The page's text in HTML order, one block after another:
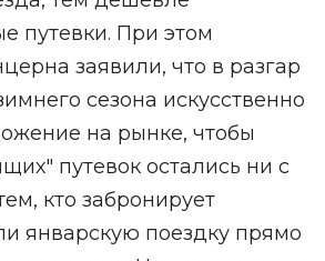
путевки. При этом
заявили, что в разгар
сезона искусственно
на рынке, чтобы
путевок остались ни с
кто забронирует
январскую поездку прямо